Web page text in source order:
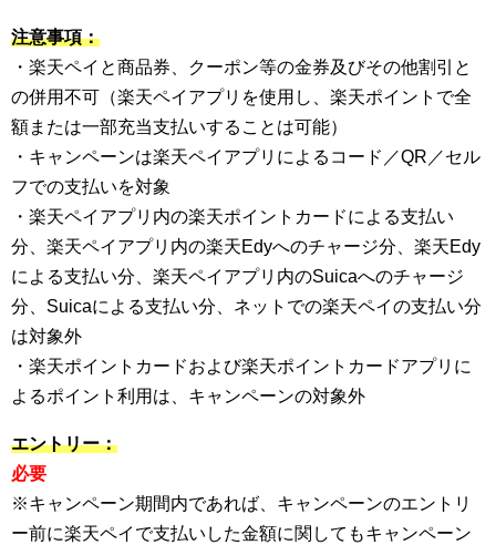
注意事項：
・楽天ペイと商品券、クーポン等の金券及びその他割引と
の併用不可（楽天ペイアプリを使用し、楽天ポイントで全
額または一部充当支払いすることは可能）
・キャンペーンは楽天ペイアプリによるコード／QR／セル
フでの支払いを対象
・楽天ペイアプリ内の楽天ポイントカードによる支払い
分、楽天ペイアプリ内の楽天Edyへのチャージ分、楽天Edy
による支払い分、楽天ペイアプリ内のSuicaへのチャージ
分、Suicaによる支払い分、ネットでの楽天ペイの支払い分
は対象外
・楽天ポイントカードおよび楽天ポイントカードアプリに
よるポイント利用は、キャンペーンの対象外
エントリー：
必要
※キャンペーン期間内であれば、キャンペーンのエントリ
ー前に楽天ペイで支払いした金額に関してもキャンペーン